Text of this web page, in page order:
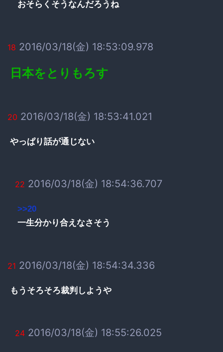
おそらくそうなんだろうね
18 2016/03/18(金) 18:53:09.978
日本をとりもろす
20 2016/03/18(金) 18:53:41.021
やっぱり話が通じない
22 2016/03/18(金) 18:54:36.707
>>20
一生分かり合えなさそう
21 2016/03/18(金) 18:54:34.336
もうそろそろ裁判しようや
24 2016/03/18(金) 18:55:26.025